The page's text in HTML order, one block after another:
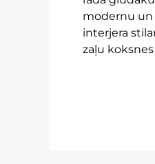
modernu un
interjera
zaļu